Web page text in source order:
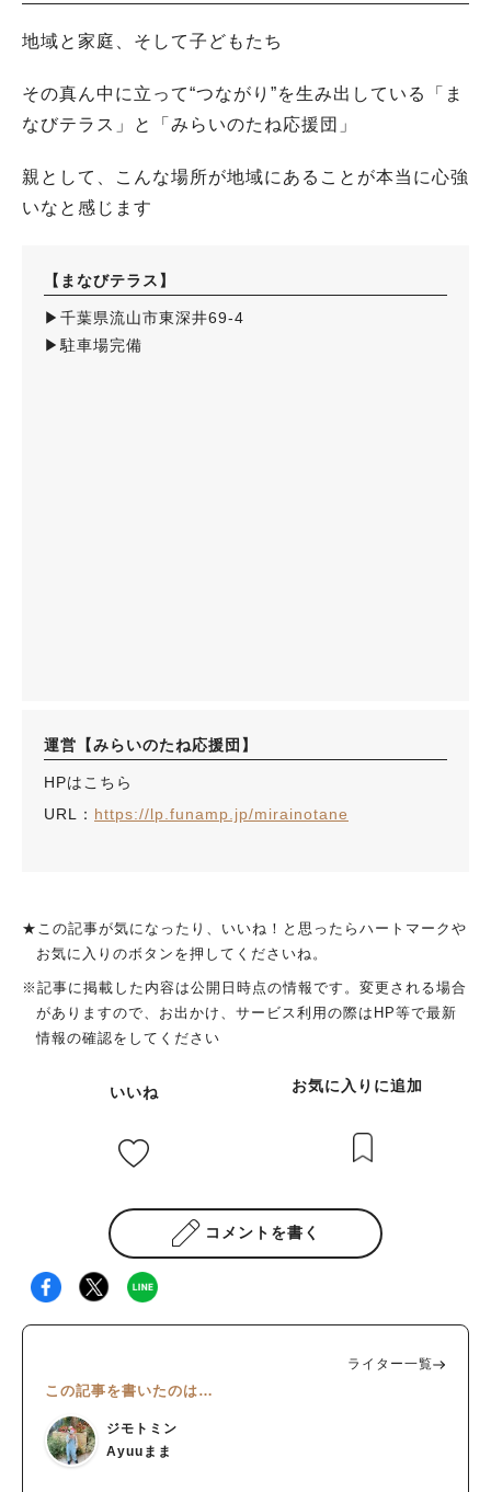
地域と家庭、そして子どもたち
その真ん中に立って“つながり”を生み出している「ま
なびテラス」と「みらいのたね応援団」
親として、こんな場所が地域にあることが本当に心強
いなと感じます
【まなびテラス】
▶︎千葉県流山市東深井69-4
▶︎駐車場完備
運営【みらいのたね応援団】
HPはこちら
URL： https://lp.funamp.jp/mirainotane
★この記事が気になったり、いいね！と思ったらハートマークや
お気に入りのボタンを押してくださいね。
※記事に掲載した内容は公開日時点の情報です。変更される場合
がありますので、お出かけ、サービス利用の際はHP等で最新
情報の確認をしてください
いいね お気に入りに追加
コメントを書く
ライター一覧
この記事を書いたのは…
ジモトミン
Ayuuまま
人気のキーワード
#教えたい／教えて投稿記事
#教えたい/こんなの見つけた